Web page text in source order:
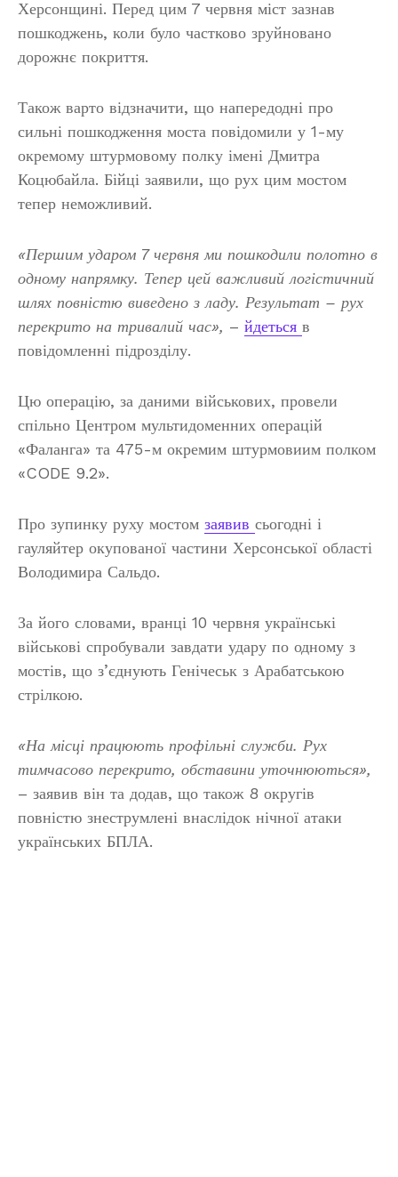
Херсонщині. Перед цим 7 червня міст зазнав
пошкоджень, коли було частково зруйновано
дорожнє покриття.
Також варто відзначити, що напередодні про
сильні пошкодження моста повідомили у 1-му
окремому штурмовому полку імені Дмитра
Коцюбайла. Бійці заявили, що рух цим мостом
тепер неможливий.
«Першим ударом 7 червня ми пошкодили полотно в
одному напрямку. Тепер цей важливий логістичний
шлях повністю виведено з ладу. Результат – рух
перекрито на тривалий час», – йдеться в
повідомленні підрозділу.
Цю операцію, за даними військових, провели
спільно Центром мультидоменних операцій
«Фаланга» та 475-м окремим штурмовиим полком
«CODE 9.2».
Про зупинку руху мостом заявив сьогодні і
гауляйтер окупованої частини Херсонської області
Володимира Сальдо.
За його словами, вранці 10 червня українські
військові спробували завдати удару по одному з
мостів, що з’єднують Генічеськ з Арабатською
стрілкою.
«На місці працюють профільні служби. Рух
тимчасово перекрито, обставини уточнюються»,
– заявив він та додав, що також 8 округів
повністю знеструмлені внаслідок нічної атаки
українських БПЛА.